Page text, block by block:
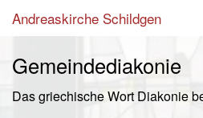
Andreaskirche Schildgen
Angebote
Gemeindediakonie
Das griechische Wort Diakonie